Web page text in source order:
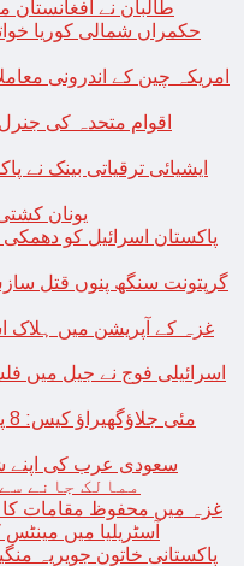
طالبان نے افغانستان
حکمراں شمالی کوریا
امریکہ چین کے اندرونی
اقوام متحدہ کی
ایشیائی ترقیاتی بینک
یونان
پاکستان اسرائیل کو
گرپتونت سنگھ پنوں قتل
ممالک جانے
غزہ میں محفوظ مقامات کا
آسٹریلیا میں
پاکستانی خاتون جویریہ